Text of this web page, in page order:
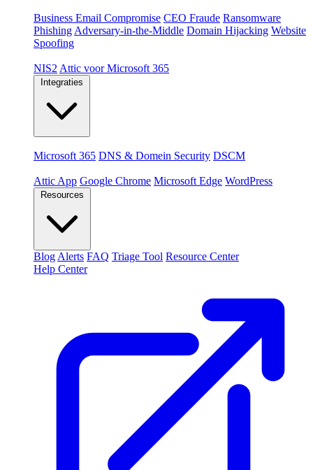
Business Email Compromise CEO Fraude Ransomware
Phishing Adversary-in-the-Middle Domain Hijacking Website
Spoofing
NIS2 Attic voor Microsoft 365
Microsoft 365 DNS & Domein Security DSCM
Attic App Google Chrome Microsoft Edge WordPress
Blog Alerts FAQ Triage Tool Resource Center
Help Center